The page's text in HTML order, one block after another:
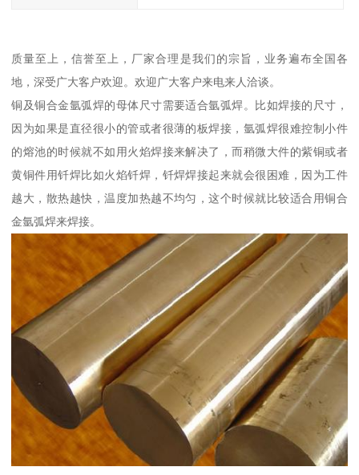
质量至上，信誉至上，厂家合理是我们的宗旨，业务遍布全国各
地，深受广大客户欢迎。欢迎广大客户来电来人洽谈。
铜及铜合金氩弧焊的母体尺寸需要适合氩弧焊。比如焊接的尺寸，
因为如果是直径很小的管或者很薄的板焊接，氩弧焊很难控制小件
的熔池的时候就不如用火焰焊接来解决了，而稍微大件的紫铜或者
黄铜件用钎焊比如火焰钎焊，钎焊焊接起来就会很困难，因为工件
越大，散热越快，温度加热越不均匀，这个时候就比较适合用铜合
金氩弧焊来焊接。